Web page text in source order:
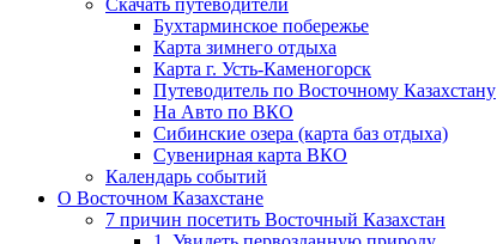
Скачать путеводители
Бухтарминское побережье
Карта зимнего отдыха
Карта г. Усть-Каменогорск
Путеводитель по Восточному Казахстану
На Авто по ВКО
Сибинские озера (карта баз отдыха)
Сувенирная карта ВКО
Календарь событий
О Восточном Казахстане
7 причин посетить Восточный Казахстан